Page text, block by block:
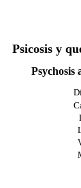
Psicosis y
Psychosis